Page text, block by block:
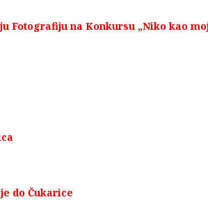
Fotografiju na Konkursu „Niko kao
do Čukarice